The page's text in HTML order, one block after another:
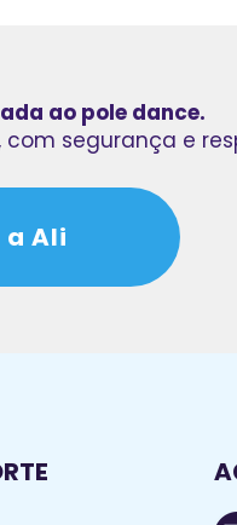
ao pole dance.
segurança e
Ali